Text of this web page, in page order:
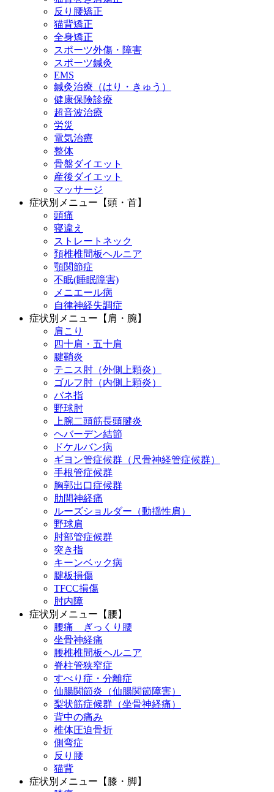
反り腰矯正
猫背矯正
全身矯正
スポーツ外傷・障害
スポーツ鍼灸
EMS
鍼灸治療（はり・きゅう）
健康保険診療
超音波治療
労災
電気治療
整体
骨盤ダイエット
産後ダイエット
マッサージ
症状別メニュー【頭・首】
頭痛
寝違え
ストレートネック
頚椎椎間板ヘルニア
顎関節症
不眠(睡眠障害)
メニエール病
自律神経失調症
症状別メニュー【肩・腕】
肩こり
四十肩・五十肩
腱鞘炎
テニス肘（外側上顆炎）
ゴルフ肘（内側上顆炎）
バネ指
野球肘
上腕二頭筋長頭腱炎
ヘバーデン結節
ドケルバン病
ギヨン管症候群（尺骨神経管症候群）
手根管症候群
胸郭出口症候群
肋間神経痛
ルーズショルダー（動揺性肩）
野球肩
肘部管症候群
突き指
キーンベック病
腱板損傷
TFCC損傷
肘内障
症状別メニュー【腰】
腰痛 ぎっくり腰
坐骨神経痛
腰椎椎間板ヘルニア
脊柱管狭窄症
すべり症・分離症
仙腸関節炎（仙腸関節障害）
梨状筋症候群（坐骨神経痛）
背中の痛み
椎体圧迫骨折
側弯症
反り腰
猫背
症状別メニュー【膝・脚】